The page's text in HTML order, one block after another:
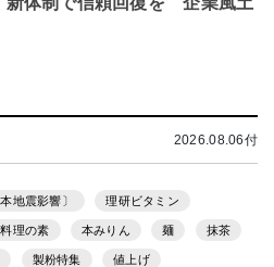
2026.08.06付
本地震影響〕 理研ビタミン
理の素 本みりん 麺 抹茶
製粉特集 値上げ